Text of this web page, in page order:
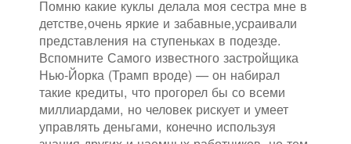
Помню какие куклы делала моя сестра мне в
детстве,очень яркие и забавные,усраивали
представления на ступеньках в подезде.
Вспомните Самого известного застройщика
Нью-Йорка (Трамп вроде) — он набирал
такие кредиты, что прогорел бы со всеми
миллиардами, но человек рискует и умеет
управлять деньгами, конечно используя